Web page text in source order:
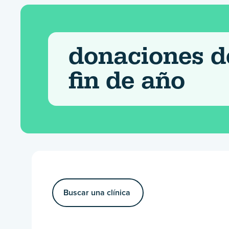
donaciones
fin de año
Buscar una clínica